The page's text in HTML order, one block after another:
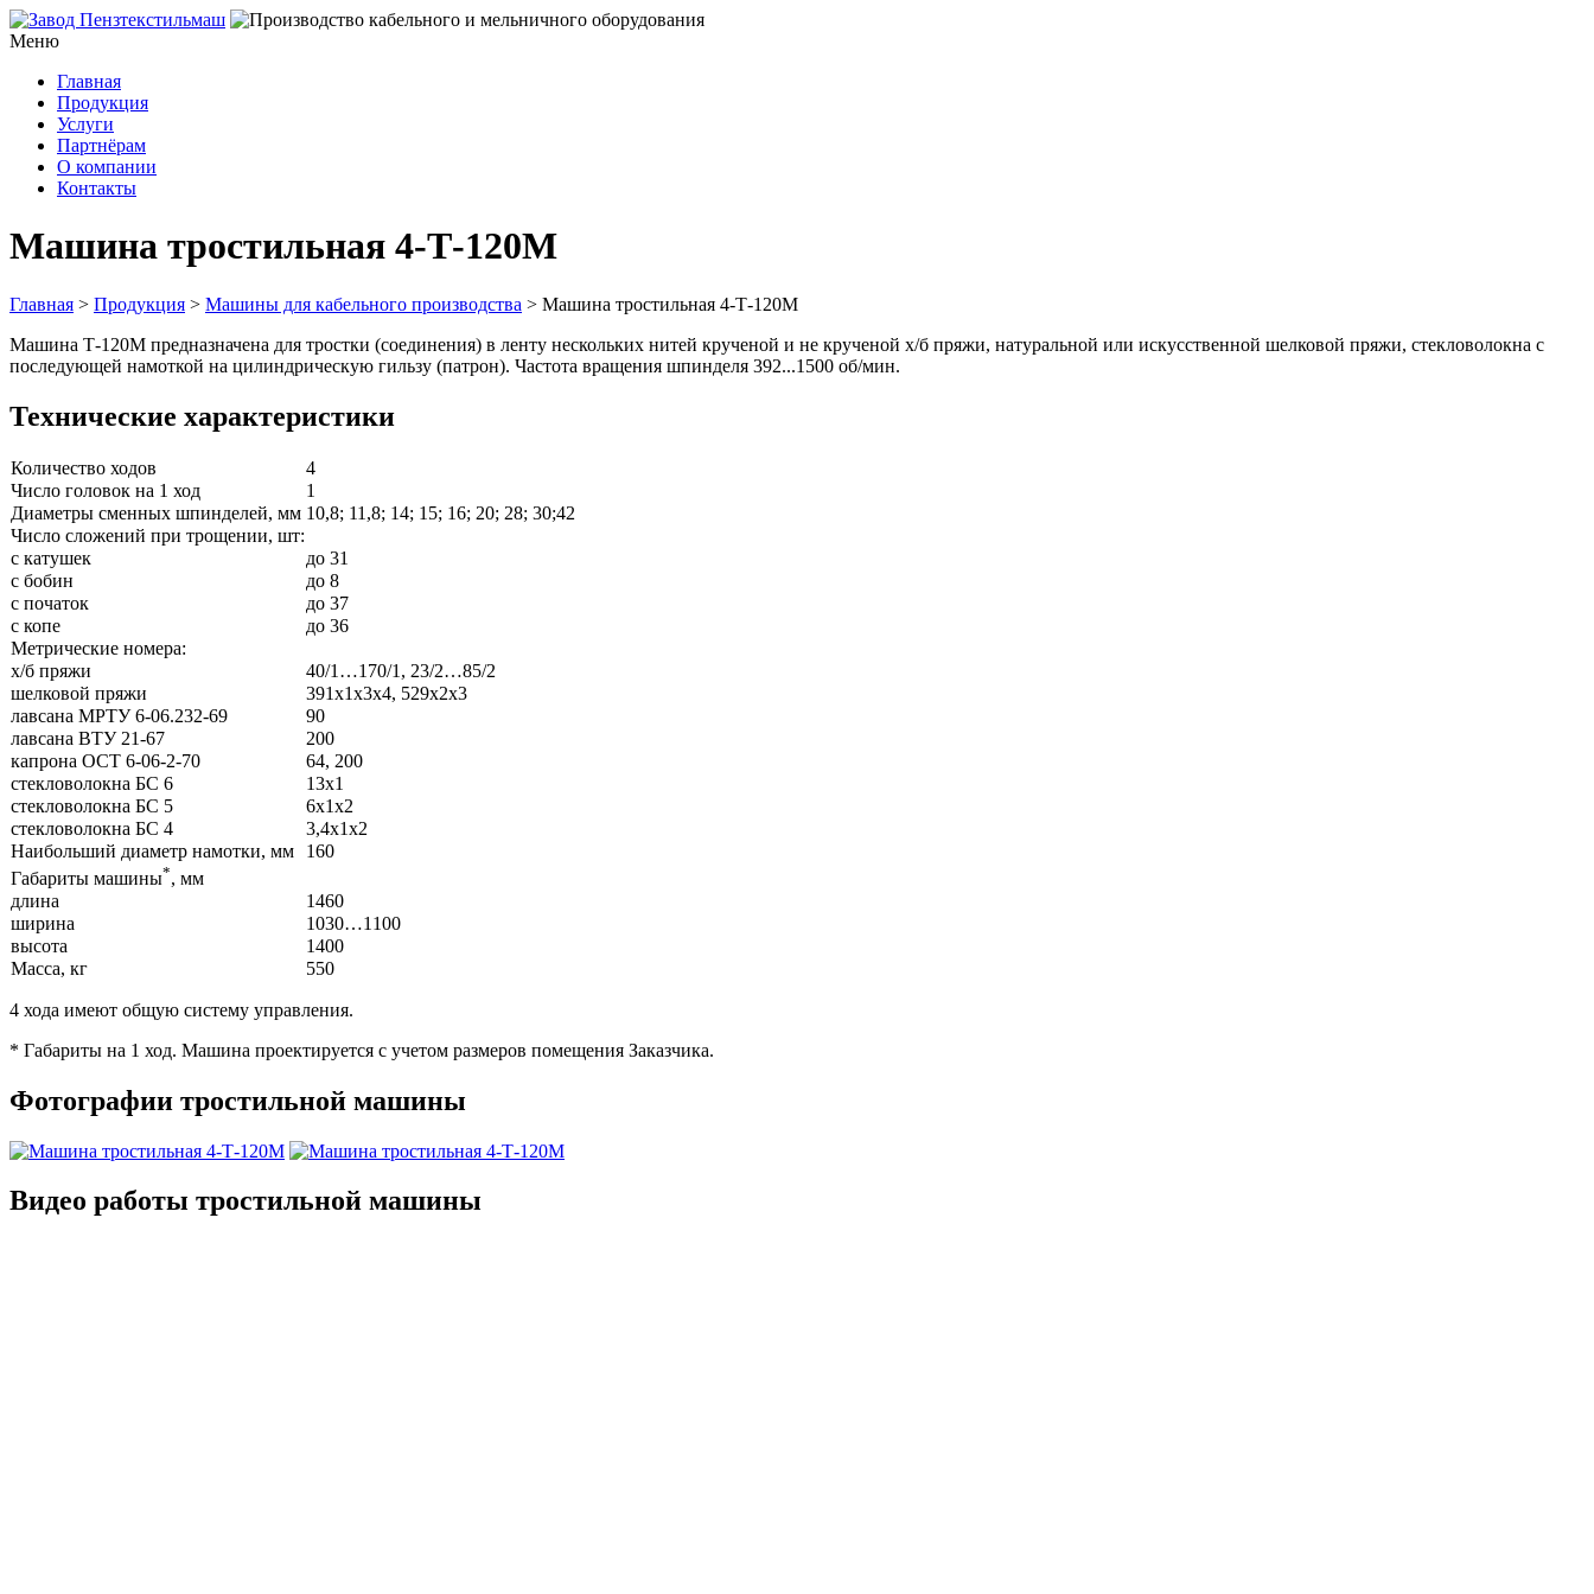
Меню
Главная
Продукция
Услуги
Партнёрам
О компании
Контакты
Машина тростильная 4-Т-120М
Главная > Продукция > Машины для кабельного производства > Машина тростильная 4-Т-120М
Машина Т-120М предназначена для тростки (соединения) в ленту нескольких нитей крученой и не крученой х/б пряжи, натуральной или искусственной шелковой пряжи, стекловолокна с
последующей намоткой на цилиндрическую гильзу (патрон). Частота вращения шпинделя 392...1500 об/мин.
Технические характеристики
Количество ходов
4
Число головок на 1 ход
1
Диаметры сменных шпинделей, мм 10,8; 11,8; 14; 15; 16; 20; 28; 30;42
Число сложений при трощении, шт:
с катушек
до 31
с бобин
до 8
с початок
до 37
с копе
до 36
Метрические номера:
х/б пряжи
40/1…170/1, 23/2…85/2
шелковой пряжи
391х1х3х4, 529х2х3
лавсана МРТУ 6-06.232-69
90
лавсана ВТУ 21-67
200
капрона ОСТ 6-06-2-70
64, 200
стекловолокна БС 6
13х1
стекловолокна БС 5
6х1х2
стекловолокна БС 4
3,4х1х2
Наибольший диаметр намотки, мм
160
Габариты машины*, мм
длина
1460
ширина
1030…1100
высота
1400
Масса, кг
550
4 хода имеют общую систему управления.
* Габариты на 1 ход. Машина проектируется с учетом размеров помещения Заказчика.
Фотографии тростильной машины
Видео работы тростильной машины